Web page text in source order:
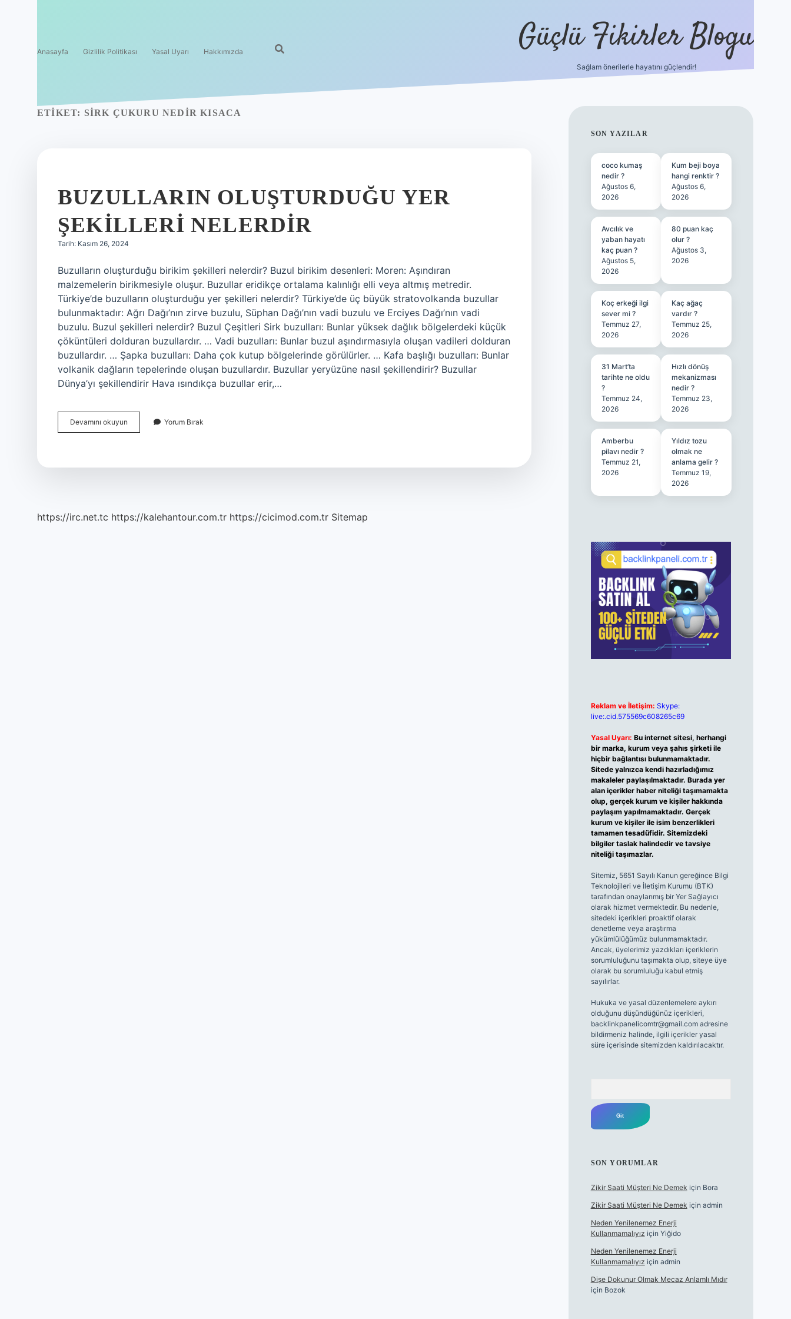
Anasayfa Gizlilik Politikası Yasal Uyarı Hakkımızda Güçlü Fikirler Blogu
Sağlam önerilerle hayatını güçlendir!
ETIKET: SIRK ÇUKURU NEDIR KISACA
BUZULLARIN OLUŞTURDUĞU YER
ŞEKILLERI NELERDIR
Tarih: Kasım 26, 2024
Buzulların oluşturduğu birikim şekilleri nelerdir? Buzul birikim desenleri: Moren: Aşındıran
malzemelerin birikmesiyle oluşur. Buzullar eridikçe ortalama kalınlığı elli veya altmış metredir.
Türkiye’de buzulların oluşturduğu yer şekilleri nelerdir? Türkiye’de üç büyük stratovolkanda buzullar
bulunmaktadır: Ağrı Dağı’nın zirve buzulu, Süphan Dağı’nın vadi buzulu ve Erciyes Dağı’nın vadi
buzulu. Buzul şekilleri nelerdir? Buzul Çeşitleri Sirk buzulları: Bunlar yüksek dağlık bölgelerdeki küçük
çöküntüleri dolduran buzullardır. … Vadi buzulları: Bunlar buzul aşındırmasıyla oluşan vadileri dolduran
buzullardır. … Şapka buzulları: Daha çok kutup bölgelerinde görülürler. … Kafa başlığı buzulları: Bunlar
volkanik dağların tepelerinde oluşan buzullardır. Buzullar yeryüzüne nasıl şekillendirir? Buzullar
Dünya’yı şekillendirir Hava ısındıkça buzullar erir,…
Devamını okuyun Buzulların
Oluşturduğu
Yorum Bırak
https://irc.net.tc https://kalehantour.com.tr https://cicimod.com.tr Sitemap
SIDEBAR
SON YAZILAR
coco kumaş
nedir ?
Ağustos 6,
2026
Kum beji boya
hangi renktir ?
Ağustos 6,
2026
Avcılık ve
yaban hayatı
kaç puan ?
Ağustos 5,
2026
80 puan kaç
olur ?
Ağustos 3,
2026
Koç erkeği ilgi
sever mi ?
Temmuz 27,
2026
Kaç ağaç
vardır ?
Temmuz 25,
2026
31 Mart’ta
tarihte ne oldu
?
Temmuz 24,
2026
Hızlı dönüş
mekanizması
nedir ?
Temmuz 23,
2026
Amberbu
pilavı nedir ?
Temmuz 21,
2026
Yıldız tozu
olmak ne
anlama gelir ?
Temmuz 19,
2026
Reklam ve İletişim: Skype:
live:.cid.575569c608265c69
Yasal Uyarı: Bu internet sitesi, herhangi
bir marka, kurum veya şahıs şirketi ile
hiçbir bağlantısı bulunmamaktadır.
Sitede yalnızca kendi hazırladığımız
makaleler paylaşılmaktadır. Burada yer
alan içerikler haber niteliği taşımamakta
olup, gerçek kurum ve kişiler hakkında
paylaşım yapılmamaktadır. Gerçek
kurum ve kişiler ile isim benzerlikleri
tamamen tesadüfidir. Sitemizdeki
bilgiler taslak halindedir ve tavsiye
niteliği taşımazlar.
Sitemiz, 5651 Sayılı Kanun gereğince Bilgi
Teknolojileri ve İletişim Kurumu (BTK)
tarafından onaylanmış bir Yer Sağlayıcı
olarak hizmet vermektedir. Bu nedenle,
sitedeki içerikleri proaktif olarak
denetleme veya araştırma
yükümlülüğümüz bulunmamaktadır.
Ancak, üyelerimiz yazdıkları içeriklerin
sorumluluğunu taşımakta olup, siteye üye
olarak bu sorumluluğu kabul etmiş
sayılırlar.
Hukuka ve yasal düzenlemelere aykırı
olduğunu düşündüğünüz içerikleri,
backlinkpanelicomtr@gmail.comadresine
bildirmeniz halinde, ilgili içerikler yasal
süre içerisinde sitemizden kaldırılacaktır.
SON YORUMLAR
Zikir Saati Müşteri Ne Demek için Bora
Zikir Saati Müşteri Ne Demek için admin
Neden Yenilenemez Enerji
Kullanmamalıyız için Yiğido
Neden Yenilenemez Enerji
Kullanmamalıyız için admin
Dişe Dokunur Olmak Mecaz Anlamlı Mıdır
için Bozok
ilbet bahis sitesi